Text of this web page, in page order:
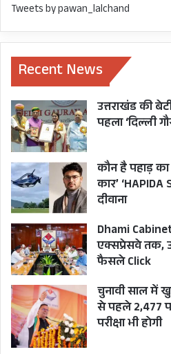
इस अवसर पर रायपुर विधायक
विधायक प्रीतम सिंह पंवार ,
कुमार, डीआईजी गढ़वाल के.एस.
टिहरी डॉ. सौरभ गहरवार,
भुल्लर एवं जिला प्रशासन के
Tweets by pawan_lalchand
Recent News
उत्तराखंड की
पहला ‘दिल्ली
कौन है पहाड़ का
कार’
दीवाना
Dhami
एक्सप्रेसवे तक,
फैसले Click
चुनावी साल में
से पहले 2,477
परीक्षा भी होगी